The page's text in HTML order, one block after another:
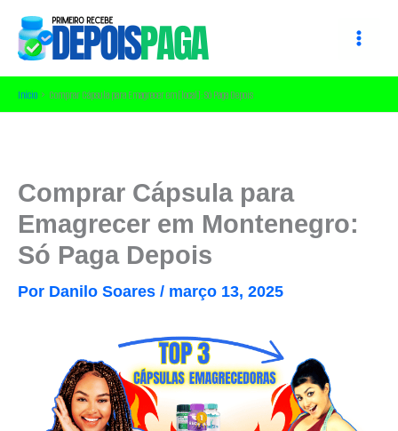
para
conteúdo
Início Comprar Cápsula para Emagrecer em [local]: Só Paga Depois
Comprar Cápsula para
Emagrecer em Montenegro:
Só Paga Depois
Por Danilo Soares / março 13, 2025